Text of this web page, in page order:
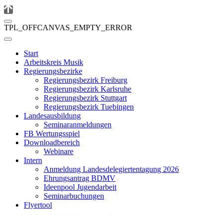
TPL_OFFCANVAS_EMPTY_ERROR
Start
Arbeitskreis Musik
Regierungsbezirke
Regierungsbezirk Freiburg
Regierungsbezirk Karlsruhe
Regierungsbezirk Stuttgart
Regierungsbezirk Tuebingen
Landesausbildung
Seminaranmeldungen
FB Wertungsspiel
Downloadbereich
Webinare
Intern
Anmeldung Landesdelegiertentagung 2026
Ehrungsantrag BDMV
Ideenpool Jugendarbeit
Seminarbuchungen
Flyertool